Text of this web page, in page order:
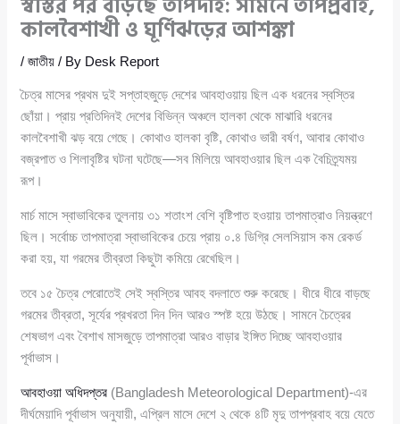
কালবৈশাখী ও ঘূর্ণিঝড়ের আশঙ্কা
/জাতীয় / By Desk Report
চৈত্র মাসের প্রথম দুই সপ্তাহজুড়ে দেশের আবহাওয়ায় ছিল এক ধরনের স্বস্তির
ছোঁয়া। প্রায় প্রতিদিনই দেশের বিভিন্ন অঞ্চলে হালকা থেকে মাঝারি ধরনের
কালবৈশাখী ঝড় বয়ে গেছে। কোথাও হালকা বৃষ্টি, কোথাও ভারী বর্ষণ, আবার কোথাও
বজ্রপাত ও শিলাবৃষ্টির ঘটনা ঘটেছে—সব মিলিয়ে আবহাওয়ার ছিল এক বৈচিত্র্যময়
রূপ।
মার্চ মাসে স্বাভাবিকের তুলনায় ৩১ শতাংশ বেশি বৃষ্টিপাত হওয়ায় তাপমাত্রাও নিয়ন্ত্রণে
ছিল। সর্বোচ্চ তাপমাত্রা স্বাভাবিকের চেয়ে প্রায় ০.৪ ডিগ্রি সেলসিয়াস কম রেকর্ড
করা হয়, যা গরমের তীব্রতা কিছুটা কমিয়ে রেখেছিল।
তবে ১৫ চৈত্র পেরোতেই সেই স্বস্তির আবহ বদলাতে শুরু করেছে। ধীরে ধীরে বাড়ছে
গরমের তীব্রতা, সূর্যের প্রখরতা দিন দিন আরও স্পষ্ট হয়ে উঠছে। সামনে চৈত্রের
শেষভাগ এবং বৈশাখ মাসজুড়ে তাপমাত্রা আরও বাড়ার ইঙ্গিত দিচ্ছে আবহাওয়ার
পূর্বাভাস।
আবহাওয়া অধিদপ্তর (Bangladesh Meteorological Department)-এর
দীর্ঘমেয়াদি পূর্বাভাস অনুযায়ী, এপ্রিল মাসে দেশে ২ থেকে ৪টি মৃদু তাপপ্রবাহ বয়ে যেতে